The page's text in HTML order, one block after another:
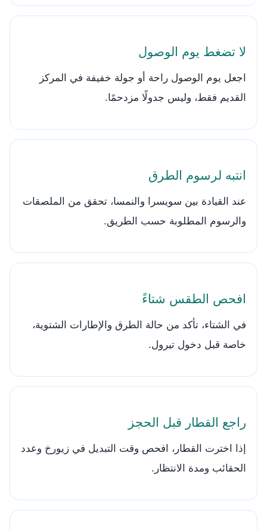
لا تضغط يوم الوصول
اجعل يوم الوصول راحة أو جولة خفيفة في المركز
القديم فقط، وليس جدولًا مزدحمًا.
انتبه لرسوم الطرق
عند القيادة بين سويسرا والنمسا، تحقق من الملصقات
والرسوم المطلوبة حسب الطريق.
افحص الطقس شتاءً
في الشتاء، تأكد من حالة الطرق والإطارات الشتوية،
خاصة قبل دخول تيرول.
راجع القطار قبل الحجز
إذا اخترت القطار، افحص وقت التبديل في زيورخ وعدد
الحقائب ومدة الانتظار.